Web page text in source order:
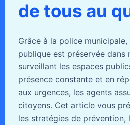
de tous au
Grâce à la police
publique est préservée dans
surveillant les espaces
présence constante et en
aux urgences, les agents
citoyens. Cet article vous
les stratégies de prévention,